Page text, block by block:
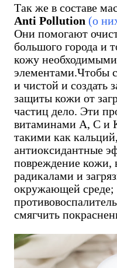
Так же в составе
Anti Pollution (о
Они помогают
большого города и
кожу
элементами.Чтобы
и чистой и создать
защиты кожи от
частиц дело. Эти
витаминами А, С и
такими как
антиоксидантные
повреждение кожи,
радикалами и
окружающей среде;
смягчить